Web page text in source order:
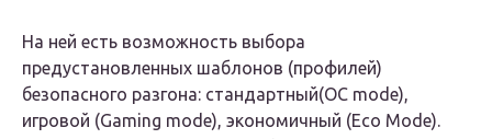
На ней есть возможность выбора
предустановленных шаблонов (профилей)
безопасного разгона: стандартный(OC mode),
игровой (Gaming mode), экономичный (Eco Mode).